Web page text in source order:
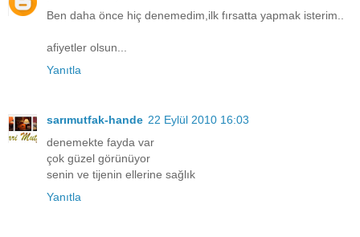
Ben daha önce hiç denemedim,ilk fırsatta yapmak isterim..
afiyetler olsun...
Yanıtla
sarımutfak-hande 22 Eylül 2010 16:03
denemekte fayda var
çok güzel görünüyor
senin ve tijenin ellerine sağlık
Yanıtla